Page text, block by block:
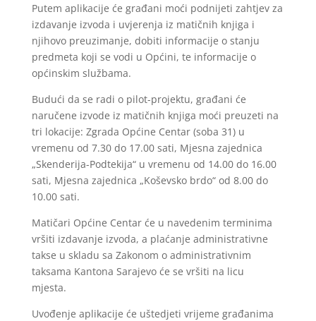
Putem aplikacije će građani moći podnijeti zahtjev za
izdavanje izvoda i uvjerenja iz matičnih knjiga i
njihovo preuzimanje, dobiti informacije o stanju
predmeta koji se vodi u Općini, te informacije o
općinskim službama.
Budući da se radi o pilot-projektu, građani će
naručene izvode iz matičnih knjiga moći preuzeti na
tri lokacije: Zgrada Općine Centar (soba 31) u
vremenu od 7.30 do 17.00 sati, Mjesna zajednica
„Skenderija-Podtekija“ u vremenu od 14.00 do 16.00
sati, Mjesna zajednica „Koševsko brdo“ od 8.00 do
10.00 sati.
Matičari Općine Centar će u navedenim terminima
vršiti izdavanje izvoda, a plaćanje administrativne
takse u skladu sa Zakonom o administrativnim
taksama Kantona Sarajevo će se vršiti na licu
mjesta.
Uvođenje aplikacije će uštedjeti vrijeme građanima